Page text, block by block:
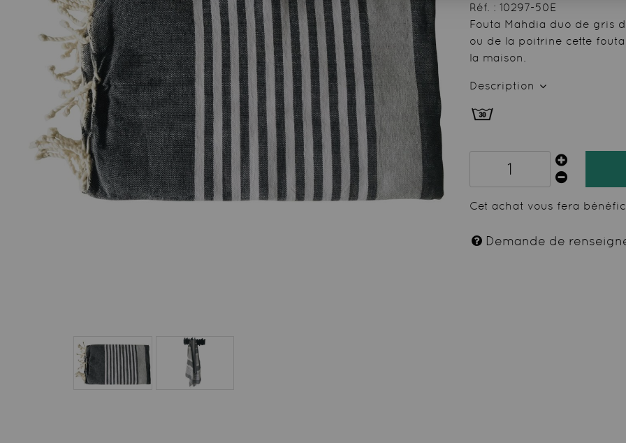
Réf. : 10297-50E
Fouta Mahdia duo de gris
ou de la poitrine cette
la maison.
Description
Cet achat vous fera
Demande de